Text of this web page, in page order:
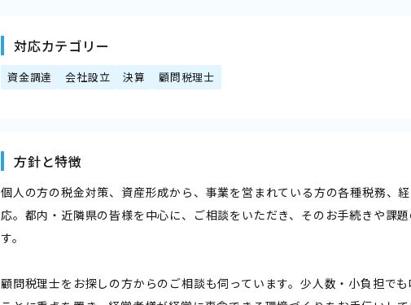
対応カテゴリー
資金調達 会社設立 決算 顧問税理士
方針と特徴
個人の方の税金対策、資産形成から、事業を営まれている方の各種税務、
応。都内・近隣県の皆様を中心に、ご相談をいただき、そのお手続きや課
す。
顧問税理士をお探しの方からのご相談も伺っています。少人数・小負担で